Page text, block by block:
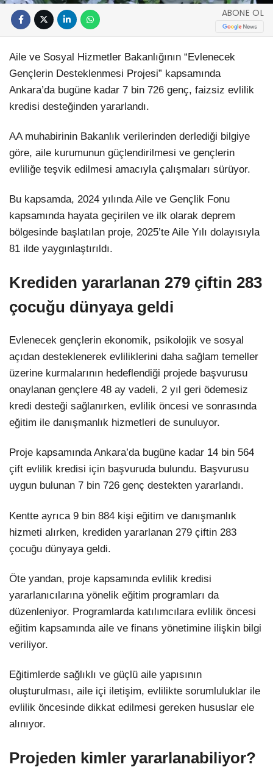
ABONE OL
Aile ve Sosyal Hizmetler Bakanlığının “Evlenecek
Gençlerin Desteklenmesi Projesi” kapsamında
Ankara’da bugüne kadar 7 bin 726 genç, faizsiz evlilik
kredisi desteğinden yararlandı.
AA muhabirinin Bakanlık verilerinden derlediği bilgiye
göre, aile kurumunun güçlendirilmesi ve gençlerin
evliliğe teşvik edilmesi amacıyla çalışmaları sürüyor.
Bu kapsamda, 2024 yılında Aile ve Gençlik Fonu
kapsamında hayata geçirilen ve ilk olarak deprem
bölgesinde başlatılan proje, 2025’te Aile Yılı dolayısıyla
81 ilde yaygınlaştırıldı.
Krediden yararlanan 279 çiftin 283
çocuğu dünyaya geldi
Evlenecek gençlerin ekonomik, psikolojik ve sosyal
açıdan desteklenerek evliliklerini daha sağlam temeller
üzerine kurmalarının hedeflendiği projede başvurusu
onaylanan gençlere 48 ay vadeli, 2 yıl geri ödemesiz
kredi desteği sağlanırken, evlilik öncesi ve sonrasında
eğitim ile danışmanlık hizmetleri de sunuluyor.
Proje kapsamında Ankara’da bugüne kadar 14 bin 564
çift evlilik kredisi için başvuruda bulundu. Başvurusu
uygun bulunan 7 bin 726 genç destekten yararlandı.
Kentte ayrıca 9 bin 884 kişi eğitim ve danışmanlık
hizmeti alırken, krediden yararlanan 279 çiftin 283
çocuğu dünyaya geldi.
Öte yandan, proje kapsamında evlilik kredisi
yararlanıcılarına yönelik eğitim programları da
düzenleniyor. Programlarda katılımcılara evlilik öncesi
eğitim kapsamında aile ve finans yönetimine ilişkin bilgi
veriliyor.
Eğitimlerde sağlıklı ve güçlü aile yapısının
oluşturulması, aile içi iletişim, evlilikte sorumluluklar ile
evlilik öncesinde dikkat edilmesi gereken hususlar ele
alınıyor.
Projeden kimler yararlanabiliyor?